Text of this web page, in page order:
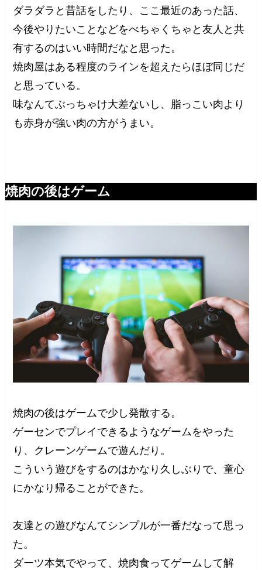
ダラダラと昔話をしたり、ここ最近のあった話、
今後やりたいことなどをべちゃくちゃと友人と共
有するのはいい時間だなと思った。
焼肉屋はある程度のラインを超えたらほぼ同じだ
と思っている。
味なんてぶっちゃけ大差ないし、脂っこい肉より
も赤身が強い肉の方がうまい。
焼肉の後はゲーム
焼肉の後はゲームで少し発散する。
ゲーセンでプレイできるようなゲームをやった
り、クレーンゲームで遊んだり。
こういう遊びをするのはかなり久しぶりで、童心
にかなり帰ることができた。
友達との遊びなんてシンプルが一番だなって思っ
た。
ダーツ本気でやって、焼肉食ってゲームして解